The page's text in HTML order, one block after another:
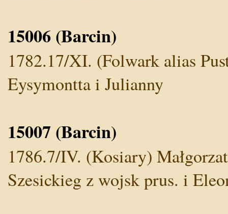
15006 (Barcin)
1782.17/XI. (Folwark alias
Eysymontta i Julianny
15007 (Barcin)
1786.7/IV. (Kosiary)
Szesickieg z wojsk prus. i